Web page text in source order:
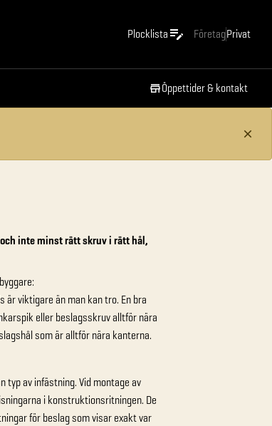
Plocklista FöretagPrivat
Öppettider & kontakt
inte minst rätt skruv i rätt hål,
viktigare än man kan tro. En bra
eller beslagsskruv alltför nära
som är alltför nära kanterna.
typ av infästning. Vid montage av
i konstruktionsritningen. De
för beslag som visar exakt var